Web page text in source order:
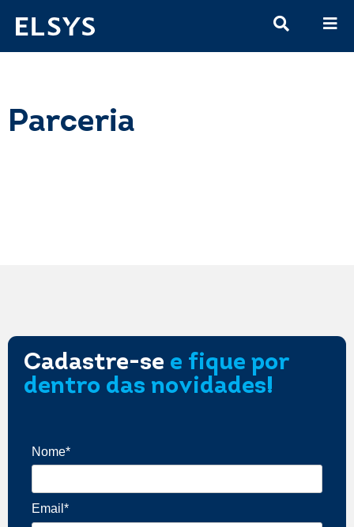
Parceria
Cadastre-se e fique por
dentro das novidades!
Nome*
Email*